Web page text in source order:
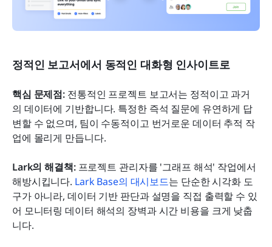
정적인 보고서에서 동적인 대화형 인사이트로
핵심 문제점: 전통적인 프로젝트 보고서는 정적이고 과거
의 데이터에 기반합니다. 특정한 즉석 질문에 유연하게 답
변할 수 없으며, 팀이 수동적이고 번거로운 데이터 추적 작
업에 몰리게 만듭니다.
Lark의 해결책: 프로젝트 관리자를 '그래프 해석' 작업에서
해방시킵니다. Lark Base의 대시보드는 단순한 시각화 도
구가 아니라, 데이터 기반 판단과 설명을 직접 출력할 수 있
어 모니터링 데이터 해석의 장벽과 시간 비용을 크게 낮춥
니다.